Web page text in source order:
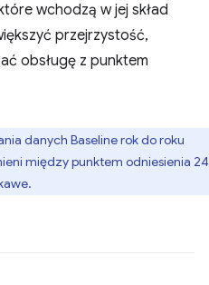
wchodzą w jej skład
przejrzystość,
obsługę z punktem
danych Baseline rok do roku
między punktem odniesienia 24